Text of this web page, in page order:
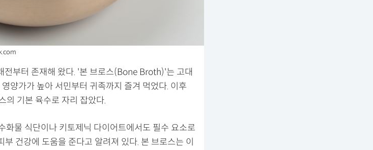
전부터 존재해 왔다. '본 브로스(Bone Broth)'는 고대
양가가 높아 서민부터 귀족까지 즐겨 먹었다. 이후
의 기본 육수로 자리 잡았다.
화물 식단이나 키토제닉 다이어트에서도 필수 요소로
건강에 도움을 준다고 알려져 있다. 본 브로스는 이